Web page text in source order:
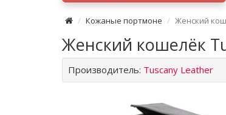
Кожаные портмоне Женский
Женский кошелёк
Производитель: Tuscany Leather